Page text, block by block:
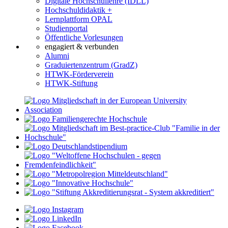
Hochschuldidaktik +
Lernplattform OPAL
Studienportal
Öffentliche Vorlesungen
engagiert & verbunden
Alumni
Graduiertenzentrum (GradZ)
HTWK-Förderverein
HTWK-Stiftung